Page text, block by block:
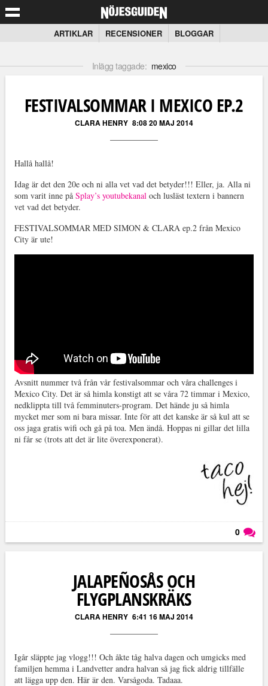
ARTIKLAR RECENSIONER BLOGGAR
Inlägg taggade: mexico
FESTIVALSOMMAR I MEXICO EP.2
CLARA HENRY 8:08 20 MAJ 2014
Hallå hallå!
Idag är det den 20e och ni alla vet vad det betyder!!! Eller, ja. Alla ni
som varit inne på Splay’s youtubekanal och lusläst textern i bannern
vet vad det betyder.
FESTIVALSOMMAR MED SIMON & CLARA ep.2 från Mexico
City är ute!
Avsnitt nummer två från vår festivalsommar och våra challenges i
Mexico City. Det är så himla konstigt att se våra 72 timmar i Mexico,
nedklippta till två femminuters-program. Det hände ju så himla
mycket mer som ni bara missar. Inte för att det kanske är så kul att se
oss jaga gratis wifi och gå på toa. Men ändå. Hoppas ni gillar det lilla
ni får se (trots att det är lite överexponerat).
0
JALAPEÑOSÅS OCH
FLYGPLANSKRÄKS
CLARA HENRY 6:41 16 MAJ 2014
Igår släppte jag vlogg!!! Och åkte tåg halva dagen och umgicks med
familjen hemma i Landvetter andra halvan så jag fick aldrig tillfälle
att lägga upp den. Här är den. Varsågoda. Tadaaa.